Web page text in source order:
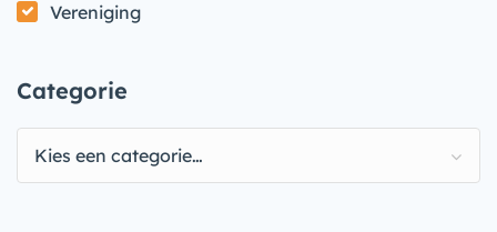
Vereniging
Categorie
Kies een categorie…